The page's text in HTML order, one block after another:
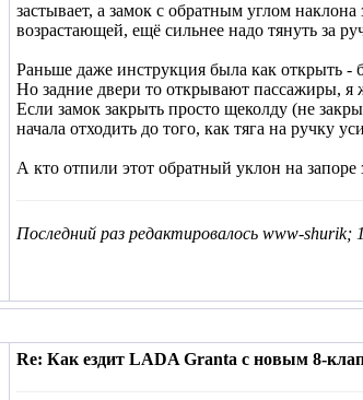
застывает, а замок с обратным углом
возрастающей, ещё сильнее надо тянуть за
Раньше даже инструкция была как открыть -
Но задние двери то открывают пассажиры, я
Если замок закрыть просто щеколду (не
начала отходить до того, как тяга на ручку
А кто отпили этот обратный уклон на запоре
Последний раз редактировалось www-shurik;
Re: Как ездит LADA Granta с новым 8-